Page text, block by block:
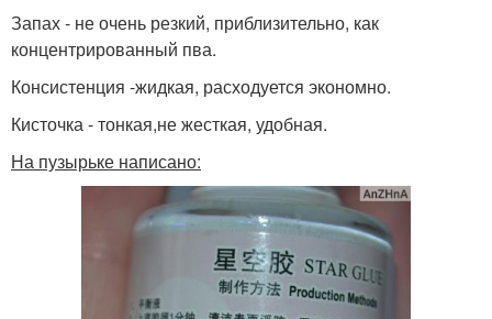
Запах - не очень резкий, приблизительно, как
концентрированный пва.
Консистенция -жидкая, расходуется экономно.
Кисточка - тонкая,не жесткая, удобная.
На пузырьке написано: